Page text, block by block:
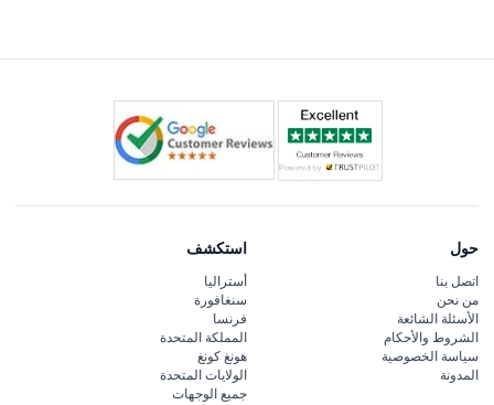
حول
اتصل بنا
من نحن
الأسئلة الشائعة
الشروط والأحكام
سياسة الخصوصية
المدونة
استكشف
أستراليا
سنغافورة
فرنسا
المملكة المتحدة
هونغ كونغ
الولايات المتحدة
جميع الوجهات